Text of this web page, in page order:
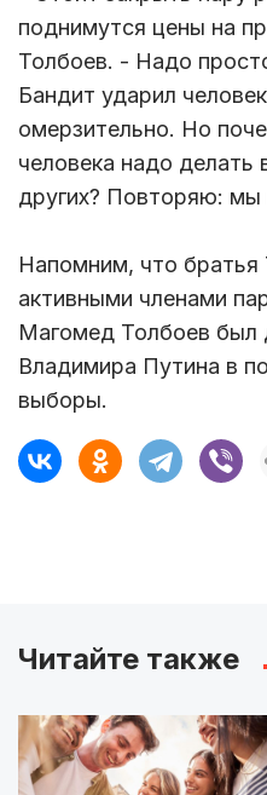
поднимутся цены на
Толбоев. - Надо
Бандит ударил
омерзительно. Но
человека надо
других? Повторяю: мы
Напомним, что
активными членами
Магомед Толбоев был
Владимира Путина в
выборы.
Читайте также